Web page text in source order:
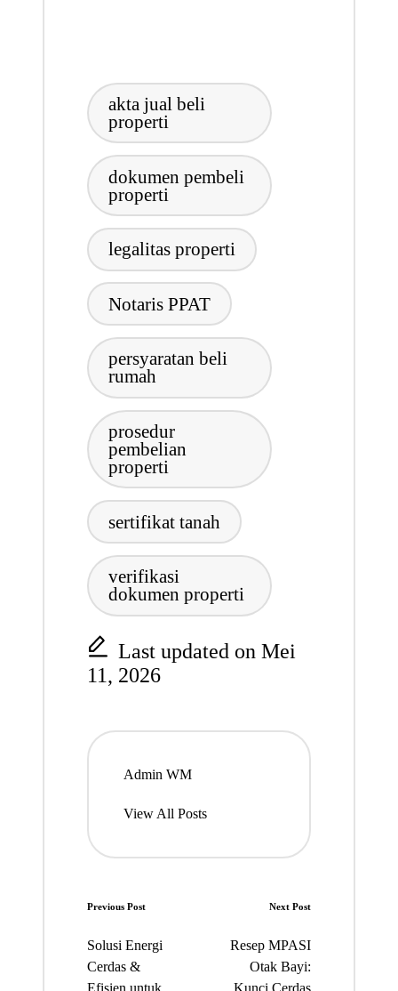
akta jual beli
properti
dokumen pembeli
properti
legalitas properti
Notaris PPAT
persyaratan beli
rumah
prosedur
pembelian
properti
sertifikat tanah
verifikasi
dokumen properti
Last updated on Mei
11, 2026
Admin WM
View All Posts
Post
navigation
Previous Post
Solusi Energi
Cerdas &
Efisien untuk
Next Post
Resep MPASI
Otak Bayi:
Kunci Cerdas